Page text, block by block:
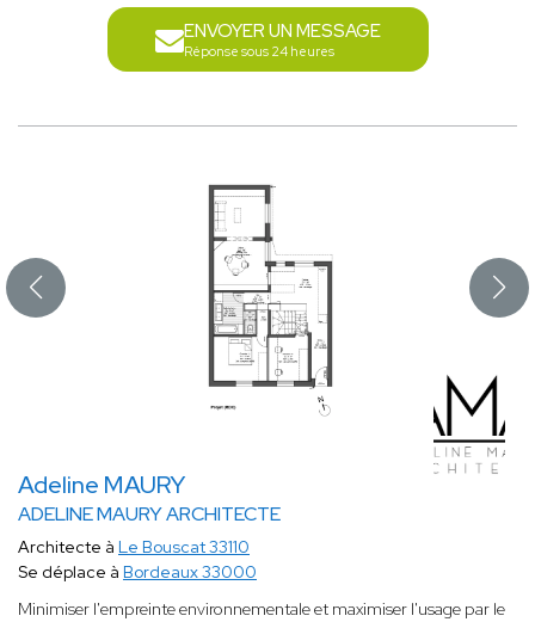
ENVOYER UN MESSAGE
Réponse sous 24 heures
Adeline MAURY
ADELINE MAURY ARCHITECTE
Architecte à Le Bouscat 33110
Se déplace à Bordeaux 33000
Minimiser l'empreinte environnementale et maximiser l'usage par le